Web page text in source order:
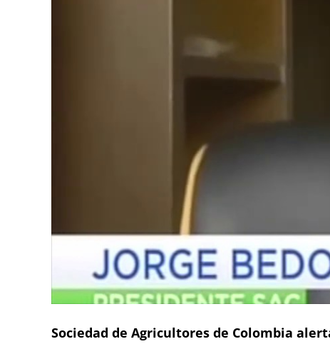
Sociedad de Agricultores de Colombia